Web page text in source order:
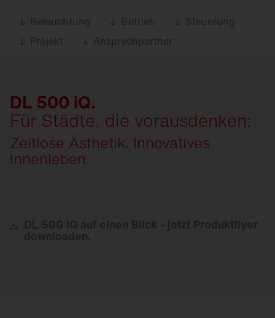
Beleuchtung Betrieb
Steuerung
Projekt
Ansprechpartner
DL 500 iQ.
Für Städte, die vorausdenken:
Zeitlose Ästhetik. Innovatives
Innenleben.